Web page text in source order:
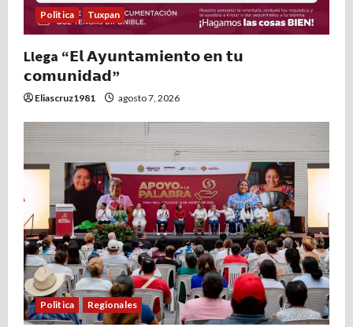
Politica Tuxpan
Llega “𝗘𝗹 𝗔𝘆𝘂𝗻𝘁𝗮𝗺𝗶𝗲𝗻𝘁𝗼 𝗲𝗻 𝘁𝘂
𝗰𝗼𝗺𝘂𝗻𝗶𝗱𝗮𝗱”
Eliascruz1981 agosto 7, 2026
Politica Regionales